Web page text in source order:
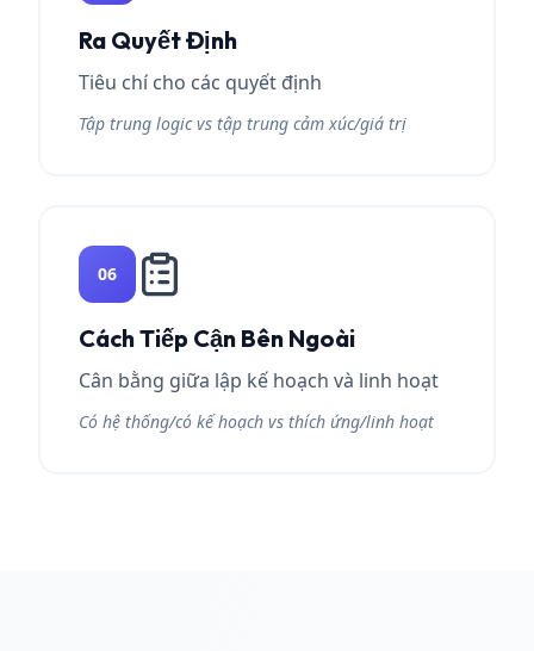
Ra Quyết Định
Tiêu chí cho các quyết định
Tập trung logic vs tập trung cảm xúc/giá trị
06
Cách Tiếp Cận Bên Ngoài
Cân bằng giữa lập kế hoạch và linh hoạt
Có hệ thống/có kế hoạch vs thích ứng/linh hoạt